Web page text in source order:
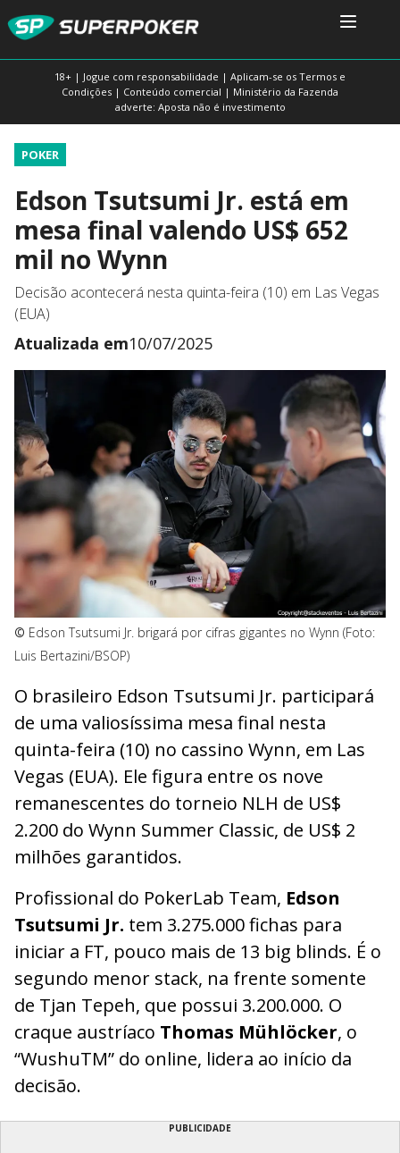
18+ | Jogue com responsabilidade | Aplicam-se os Termos e
Condições | Conteúdo comercial | Ministério da Fazenda
adverte: Aposta não é investimento
POKER
Edson Tsutsumi Jr. está em
mesa final valendo US$ 652
mil no Wynn
Decisão acontecerá nesta quinta-feira (10) em Las Vegas
(EUA)
Atualizada em10/07/2025
© Edson Tsutsumi Jr. brigará por cifras gigantes no Wynn (Foto:
Luis Bertazini/BSOP)
O brasileiro Edson Tsutsumi Jr. participará
de uma valiosíssima mesa final nesta
quinta-feira (10) no cassino Wynn, em Las
Vegas (EUA). Ele figura entre os nove
remanescentes do torneio NLH de US$
2.200 do Wynn Summer Classic, de US$ 2
milhões garantidos.
Profissional do PokerLab Team, Edson
Tsutsumi Jr. tem 3.275.000 fichas para
iniciar a FT, pouco mais de 13 big blinds. É o
segundo menor stack, na frente somente
de Tjan Tepeh, que possui 3.200.000. O
craque austríaco Thomas Mühlöcker, o
“WushuTM” do online, lidera ao início da
decisão.
PUBLICIDADE